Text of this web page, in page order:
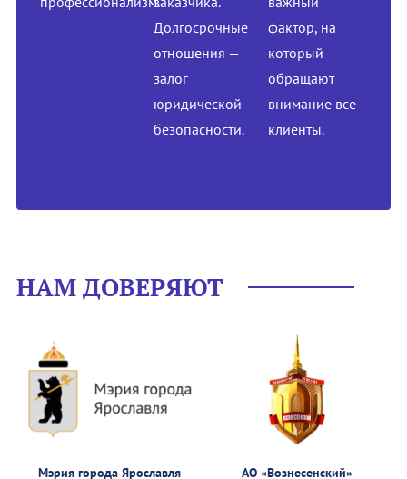
Долгосрочные
отношения —
залог
юридической
безопасности.
фактор, на
который
обращают
внимание все
клиенты.
НАМ ДОВЕРЯЮТ
Мэрия города Ярославля АО «Вознесенский»